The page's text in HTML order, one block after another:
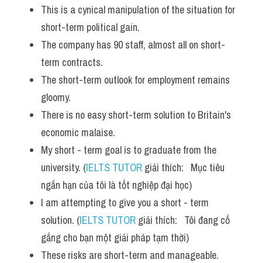
This is a cynical manipulation of the situation for
short-term political gain.
The company has 90 staff, almost all on short-
term contracts.
The short-term outlook for employment remains
gloomy.
There is no easy short-term solution to Britain's
economic malaise.
My short - term goal is to graduate from the
university. (IELTS TUTOR giải thích:   Mục tiêu
ngắn hạn của tôi là tốt nghiệp đại học)
I am attempting to give you a short - term
solution. (IELTS TUTOR giải thích:   Tôi đang cố
gắng cho bạn một giải pháp tạm thời)
These risks are short-term and manageable.